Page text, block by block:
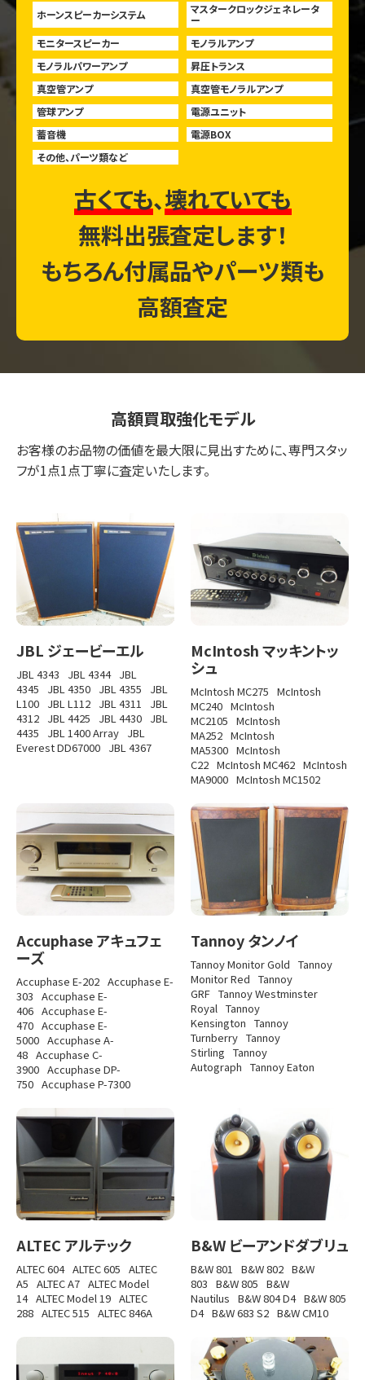
ホーンスピーカーシステム
マスタークロックジェネレータ
ー
モニタースピーカー
モノラルアンプ
モノラルパワーアンプ
昇圧トランス
真空管アンプ
真空管モノラルアンプ
管球アンプ
電源ユニット
蓄音機
電源BOX
その他、パーツ類など
古くても、壊れていても
無料出張査定します！
もちろん付属品やパーツ類も
高額査定
高額買取強化モデル
お客様のお品物の価値を最大限に見出すために、専門スタッ
フが1点1点丁寧に査定いたします。
JBL ジェービーエル
JBL 4343 JBL 4344 JBL
4345
JBL 4350 JBL 4355
JBL
L100 JBL L112 JBL 4311
JBL
4312 JBL 4425 JBL 4430 JBL
4435
JBL 1400 Array JBL
Everest DD67000 JBL 4367
McIntosh マッキントッ
シュ
McIntosh MC275 McIntosh
MC240 McIntosh
MC2105 McIntosh
MA252 McIntosh
MA5300 McIntosh
C22 McIntosh MC462 McIntosh
MA9000 McIntosh MC1502
Accuphase アキュフェ
ーズ
Accuphase E-202 Accuphase E-
303 Accuphase E-
406 Accuphase E-
470 Accuphase E-
5000 Accuphase A-
48 Accuphase C-
3900 Accuphase DP-
750 Accuphase P-7300
Tannoy タンノイ
Tannoy Monitor Gold Tannoy
Monitor Red Tannoy
GRF Tannoy Westminster
Royal Tannoy
Kensington Tannoy
Turnberry Tannoy
Stirling Tannoy
Autograph Tannoy Eaton
ALTEC アルテック
ALTEC 604 ALTEC 605 ALTEC
A5 ALTEC A7 ALTEC Model
14 ALTEC Model 19 ALTEC
288 ALTEC 515 ALTEC 846A
B&W ビーアンドダブリュ
B&W 801 B&W 802 B&W
803 B&W 805 B&W
Nautilus B&W 804 D4 B&W 805
D4 B&W 683 S2 B&W CM10